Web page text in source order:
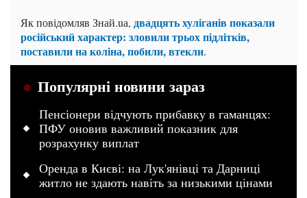
Як повідомляв Знай.uа, двадцять хуліганів показали
російський характер: зловили трьох підлітків,
поставили на коліна, побили, втекли.
Популярні новини зараз
Пенсіонери відчують прибавку в гаманцях:
ПФУ оновив важливий показник для
розрахунку виплат
Оренда в Києві: на Лук'янівці та Дарниці
житло не здають навіть за низькими цінами